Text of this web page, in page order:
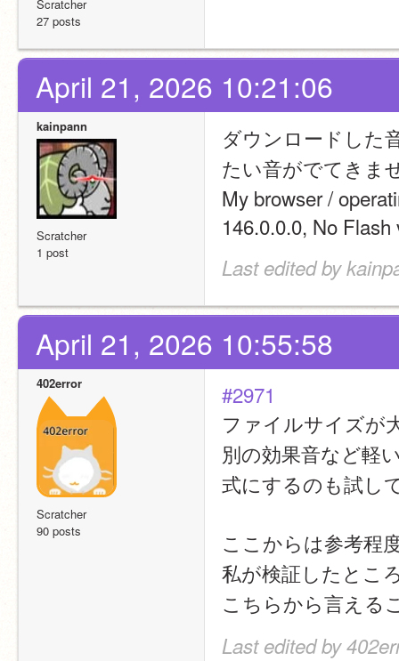
Scratcher
27 posts
April 21, 2026 10:21:06
kainpann
Scratcher
1 post
ダウンロードした
たい音がでてきま
My browser /
146.0.0.0, No
Last edited by
April 21, 2026 10:55:58
402error
Scratcher
90 posts
#2971
ファイルサイズが
別の効果音など軽
式にするのも試し
ここからは参考程
私が検証したとこ
こちらから言える
Last edited by